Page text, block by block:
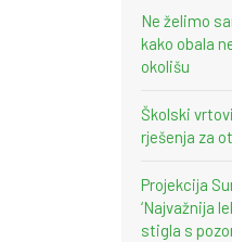
Ne želimo
kako obala
okolišu
Školski
rješenja za
Projekcija
‘Najvažnija
stigla s